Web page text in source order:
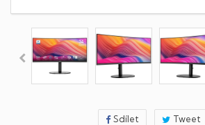
Sdílet Tweet